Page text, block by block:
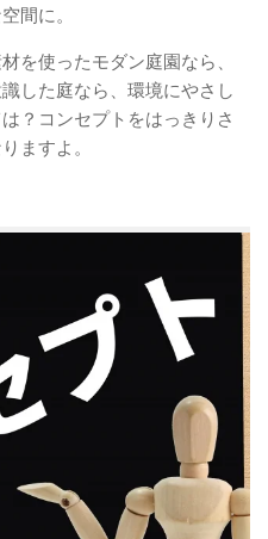
間に。
を使ったモダン庭園なら、
した庭なら、環境にやさし
？コンセプトをはっきりさ
ますよ。